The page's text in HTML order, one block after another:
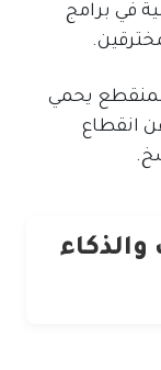
في برامج
يحمي
انقطاع